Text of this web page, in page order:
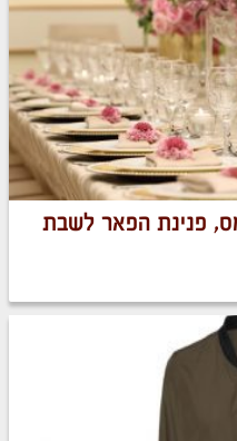
פנינת הפאר לשבת